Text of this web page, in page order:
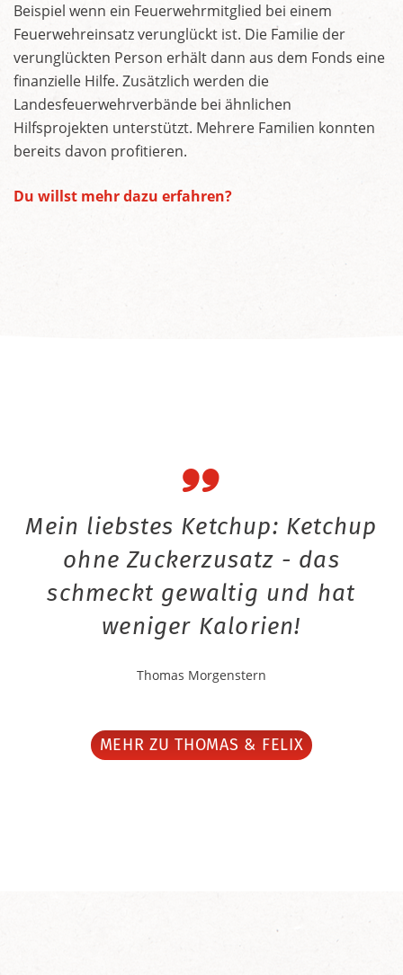
Beispiel wenn ein Feuerwehrmitglied bei einem
Feuerwehreinsatz verunglückt ist. Die Familie der
verunglückten Person erhält dann aus dem Fonds eine
finanzielle Hilfe. Zusätzlich werden die
Landesfeuerwehrverbände bei ähnlichen
Hilfsprojekten unterstützt. Mehrere Familien konnten
bereits davon profitieren.
Du willst mehr dazu erfahren?
Mein liebstes Ketchup: Ketchup
ohne Zuckerzusatz - das
schmeckt gewaltig und hat
weniger Kalorien!
Thomas Morgenstern
MEHR ZU THOMAS & FELIX